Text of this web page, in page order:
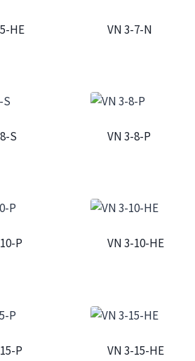
HE VN 3-7-N
S VN 3-8-P
P VN 3-10-HE
P VN 3-15-HE